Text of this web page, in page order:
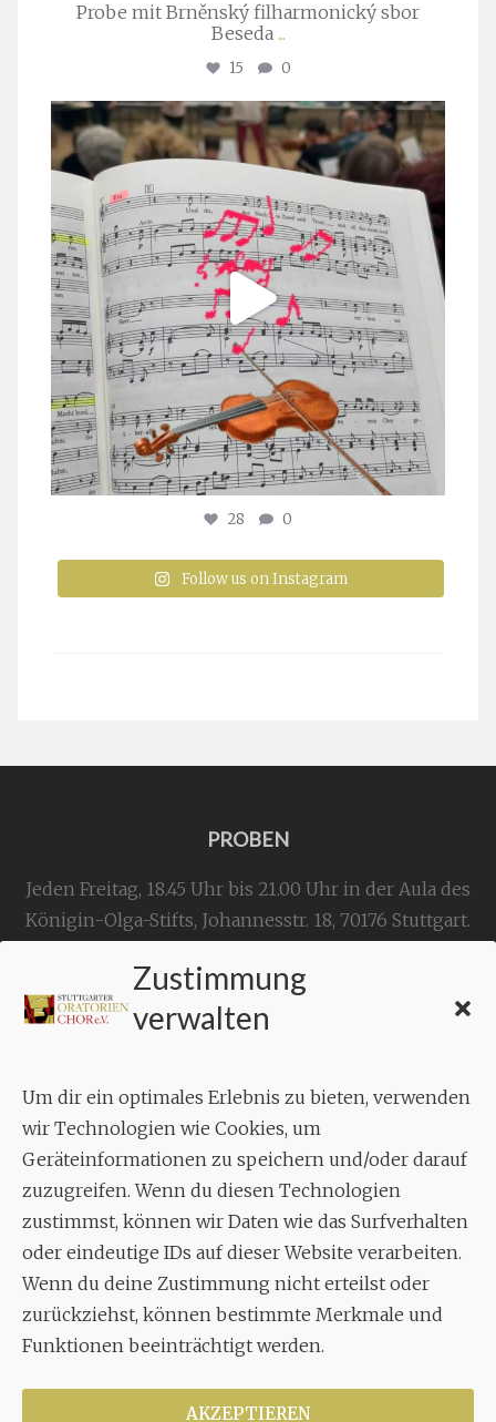
Zustimmung
verwalten
Um dir ein optimales Erlebnis zu bieten, verwenden
wir Technologien wie Cookies, um
Geräteinformationen zu speichern und/oder darauf
zuzugreifen. Wenn du diesen Technologien
zustimmst, können wir Daten wie das Surfverhalten
oder eindeutige IDs auf dieser Website verarbeiten.
Wenn du deine Zustimmung nicht erteilst oder
zurückziehst, können bestimmte Merkmale und
Funktionen beeinträchtigt werden.
AKZEPTIEREN
Probe mit Brněnský filharmonický sbor
Beseda ...
15 0
stuttgarter_oratorienchor
Juli 23
28 0
Follow us on Instagram
PROBEN
Jeden Freitag, 18.45 Uhr bis 21.00 Uhr in der Aula des
Königin-Olga-Stifts, Johannesstr. 18, 70176 Stuttgart.
KONTAKT
Geschäftsstelle:
Aixheimer Str. 18
70619 Stuttgart
MUSIK
Musikalischer Leiter:
Enrico Trummer
Tel.+49 (0)177 / 34 23 57 1
Facebook
TwitterYouTube